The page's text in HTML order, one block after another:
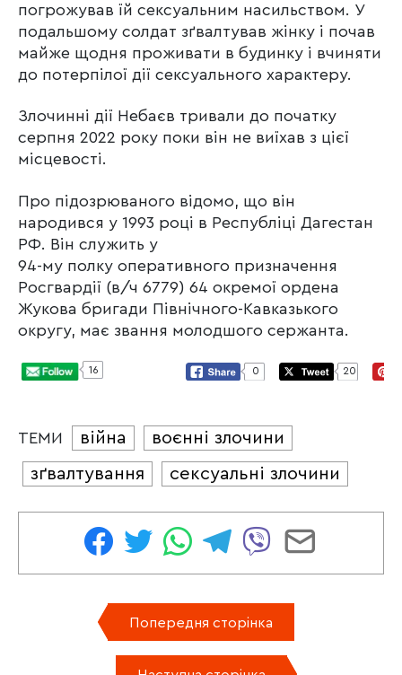
погрожував їй сексуальним насильством. У
подальшому солдат зґвалтував жінку і почав
майже щодня проживати в будинку і вчиняти
до потерпілої дії сексуального характеру.
Злочинні дії Небаєв тривали до початку
серпня 2022 року поки він не виїхав з цієї
місцевості.
Про підозрюваного відомо, що він
народився у 1993 році в Республіці Дагестан
РФ. Він служить у
94-му полку оперативного призначення
Росгвардії (в/ч 6779) 64 окремої ордена
Жукова бригади Північного-Кавказького
округу, має звання молодшого сержанта.
16 0 20
ТЕМИ війна
воєнні злочини
зґвалтування
сексуальні злочини
Попередня сторінка